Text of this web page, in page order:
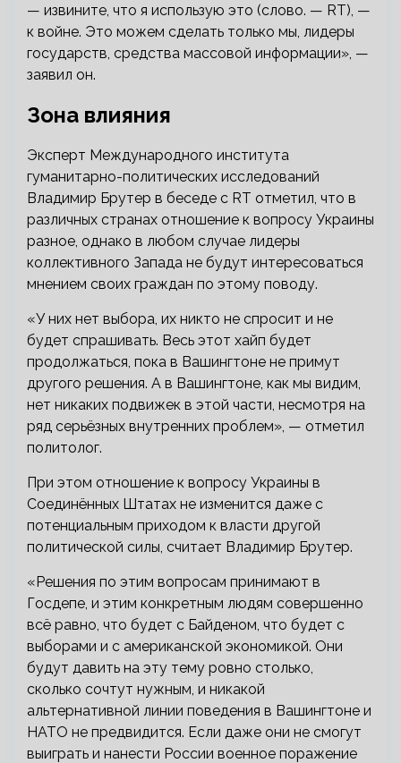
— извините, что я использую это (слово. — RT), —
к войне. Это можем сделать только мы, лидеры
государств, средства массовой информации», —
заявил он.
Зона влияния
Эксперт Международного института
гуманитарно-политических исследований
Владимир Брутер в беседе с RT отметил, что в
различных странах отношение к вопросу Украины
разное, однако в любом случае лидеры
коллективного Запада не будут интересоваться
мнением своих граждан по этому поводу.
«У них нет выбора, их никто не спросит и не
будет спрашивать. Весь этот хайп будет
продолжаться, пока в Вашингтоне не примут
другого решения. А в Вашингтоне, как мы видим,
нет никаких подвижек в этой части, несмотря на
ряд серьёзных внутренних проблем», — отметил
политолог.
При этом отношение к вопросу Украины в
Соединённых Штатах не изменится даже с
потенциальным приходом к власти другой
политической силы, считает Владимир Брутер.
«Решения по этим вопросам принимают в
Госдепе, и этим конкретным людям совершенно
всё равно, что будет с Байденом, что будет с
выборами и с американской экономикой. Они
будут давить на эту тему ровно столько,
сколько сочтут нужным, и никакой
альтернативной линии поведения в Вашингтоне и
НАТО не предвидится. Если даже они не смогут
выиграть и нанести России военное поражение